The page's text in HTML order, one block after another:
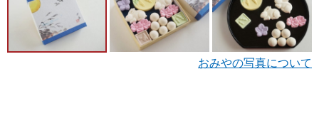
おみやの写真について